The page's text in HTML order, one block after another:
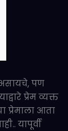
असायचे, पण
प्रेम व्यक्त
प्रेमाला आता
यापूर्वी